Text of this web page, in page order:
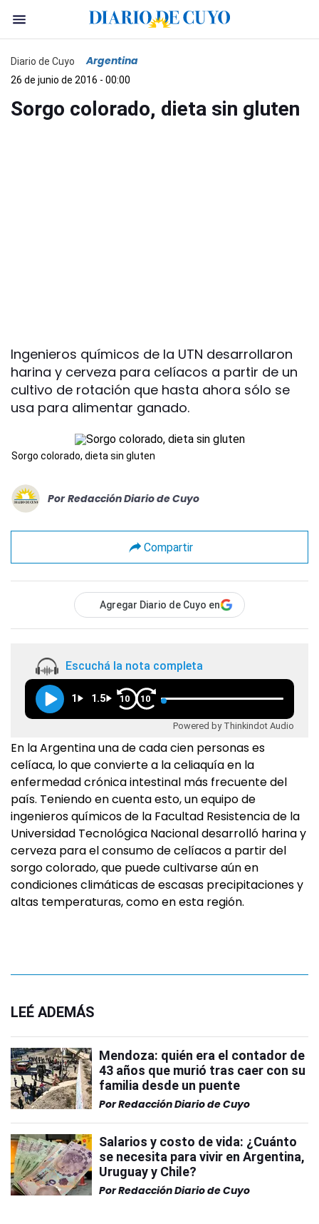
Diario de Cuyo Argentina
26 de junio de 2016 - 00:00
Sorgo colorado, dieta sin gluten
Ingenieros químicos de la UTN desarrollaron
harina y cerveza para celíacos a partir de un
cultivo de rotación que hasta ahora sólo se
usa para alimentar ganado.
Sorgo colorado, dieta sin gluten
Por Redacción Diario de Cuyo
Compartir
Agregar Diario de Cuyo en
Escuchá la nota completa
1 1.5 10 10
Powered by Thinkindot Audio
En la Argentina una de cada cien personas es
celíaca, lo que convierte a la celiaquía en la
enfermedad crónica intestinal más frecuente del
país. Teniendo en cuenta esto, un equipo de
ingenieros químicos de la Facultad Resistencia de la
Universidad Tecnológica Nacional desarrolló harina y
cerveza para el consumo de celíacos a partir del
sorgo colorado, que puede cultivarse aún en
condiciones climáticas de escasas precipitaciones y
altas temperaturas, como en esta región.
LEÉ ADEMÁS
Mendoza: quién era el contador de
43 años que murió tras caer con su
familia desde un puente
PorRedacción Diario de Cuyo
Salarios y costo de vida: ¿Cuánto
se necesita para vivir en Argentina,
Uruguay y Chile?
PorRedacción Diario de Cuyo